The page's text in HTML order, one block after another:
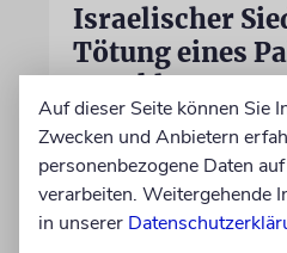
Israelischer
Tötung eines
angeklagt
Der getötete Aktivist
Siedlergewalt ein und
prämierten Film »No
Jetzt steht der
Auf dieser Seite können Sie
Zwecken und Anbietern
personenbezogene Daten
verarbeiten. Weitergehende
in unserer